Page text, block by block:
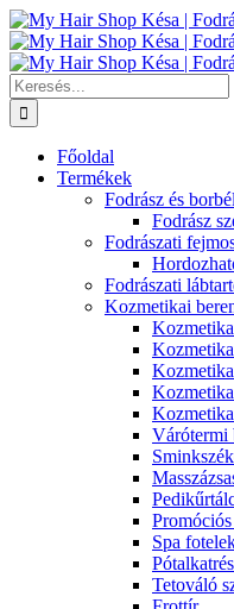
Kihagyás
Keresés...
Főoldal
Termékek
Fodrász és
Fodrász
Fodrászati
Fodrászati
Kozmetikai
Várótermi
Spa
Tetováló